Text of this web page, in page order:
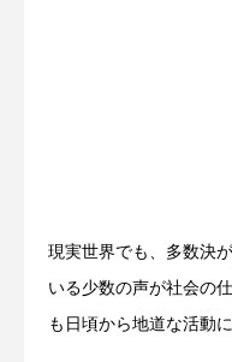
現実世界でも、多数決
いる少数の声が社会の
も日頃から地道な活動